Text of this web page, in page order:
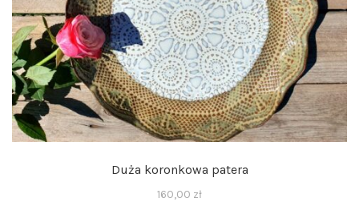
Duża koronkowa patera
160,00 zł